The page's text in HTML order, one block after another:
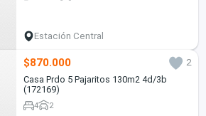
Estación Central
$870.000
2
Casa Prdo 5 Pajaritos 130m2 4d/3b
(172169)
4 2